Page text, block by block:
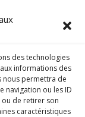
des technologies
informations des
nous permettra de
navigation ou les ID
ou de retirer son
caractéristiques
des personnes en
.
Admin/